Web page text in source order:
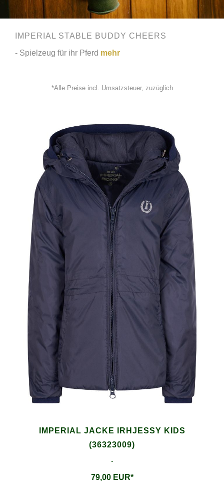
IMPERIAL STABLE BUDDY CHEERS
- Spielzeug für ihr Pferd mehr
*Alle Preise incl. Umsatzsteuer, zuzüglich
IMPERIAL JACKE IRHJESSY KIDS
(36323009)
-
79,00 EUR*